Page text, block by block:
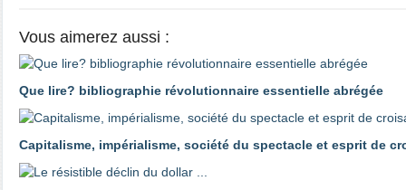
Vous aimerez aussi :
Que lire? bibliographie révolutionnaire essentielle abrégée
Capitalisme, impérialisme, société du spectacle et esprit de